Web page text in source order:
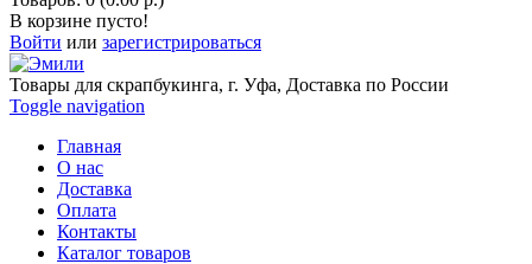
В корзине пусто!
Войти или зарегистрироваться
Товары для скрапбукинга, г. Уфа, Доставка по России
Toggle navigation
Главная
О нас
Доставка
Оплата
Контакты
Каталог товаров